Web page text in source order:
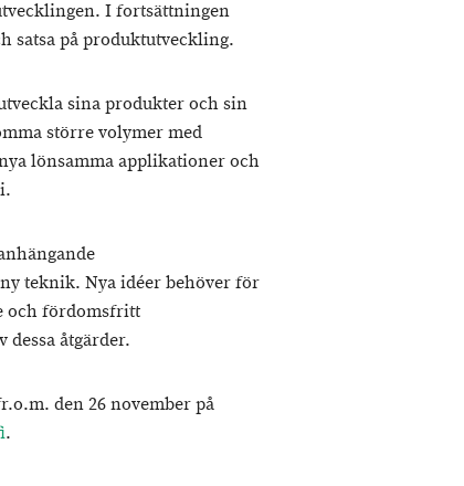
I fortsättningen
satsa på produktutveckling.
sina produkter och sin
större volymer med
lönsamma applikationer och
teknik. Nya idéer behöver för
och fördomsfritt
dessa åtgärder.
den 26 november på
.